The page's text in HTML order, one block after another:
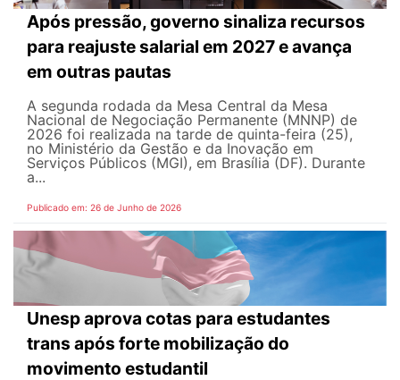
Após pressão, governo sinaliza recursos
para reajuste salarial em 2027 e avança
em outras pautas
A segunda rodada da Mesa Central da Mesa
Nacional de Negociação Permanente (MNNP) de
2026 foi realizada na tarde de quinta-feira (25),
no Ministério da Gestão e da Inovação em
Serviços Públicos (MGI), em Brasília (DF). Durante
a...
Publicado em: 26 de Junho de 2026
Unesp aprova cotas para estudantes
trans após forte mobilização do
movimento estudantil